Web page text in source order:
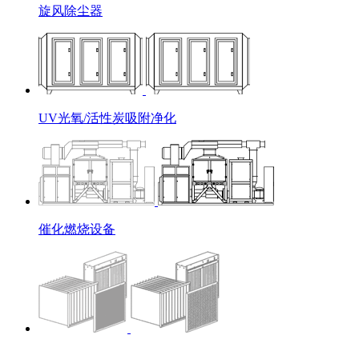
旋风除尘器
UV光氧/活性炭吸附净化
催化燃烧设备